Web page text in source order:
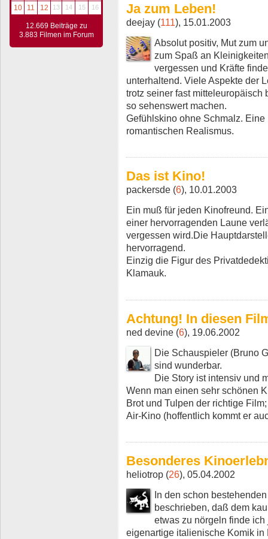
10
11 12 13 14 15 16
12.669 Beiträge zu
3.883 Filmen im Forum
Ja zum Leben!
deejay (111), 15.01.2003
Absolut positiv, Mut zum
zum Spaß an
vergessen und Kräfte
unterhaltend. Viele Aspekte der
trotz seiner fast
so sehenswert machen.
Gefühlskino ohne Schmalz.
romantischen Realismus.
Das ist Kino!
packersde (6), 10.01.2003
Ein muß für jeden Kinofreund.
einer hervorragenden Laune
vergessen wird.Die
hervorragend.
Einzig die Figur des
Klamauk.
Achtung! In diesen
ned devine (6), 19.06.2002
Die Schauspieler (Bruno
sind wunderbar.
Die Story ist intensiv und
Wenn man einen sehr schönen
Brot und Tulpen der richtige
Air-Kino (hoffentlich kommt er
Besonderes
heliotrop (26), 05.04.2002
In den schon
beschrieben, daß dem
etwas zu nörgeln finde
eigenartige italienische Komik